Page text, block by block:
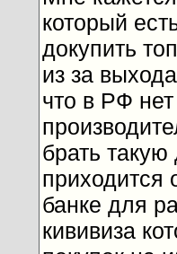
который
докупить
из за
что в РФ нет
брать
приходится
банке для
кививиза